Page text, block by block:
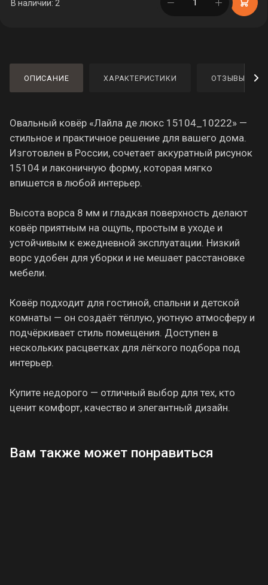
В наличии: 2 в корзине
ОПИСАНИЕ ХАРАКТЕРИСТИКИ ОТЗЫВЫ
Овальный ковёр «Лайла де люкс 15104_10222» —
стильное и практичное решение для вашего дома.
Изготовлен в России, сочетает аккуратный рисунок
15104 и лаконичную форму, которая мягко
впишется в любой интерьер.
Высота ворса 8 мм и гладкая поверхность делают
ковёр приятным на ощупь, простым в уходе и
устойчивым к ежедневной эксплуатации. Низкий
ворс удобен для уборки и не мешает расстановке
мебели.
Ковёр подходит для гостиной, спальни и детской
комнаты — он создаёт тёплую, уютную атмосферу и
подчёркивает стиль помещения. Доступен в
нескольких расцветках для лёгкого подбора под
интерьер.
Купите недорого — отличный выбор для тех, кто
ценит комфорт, качество и элегантный дизайн.
Вам также может понравиться